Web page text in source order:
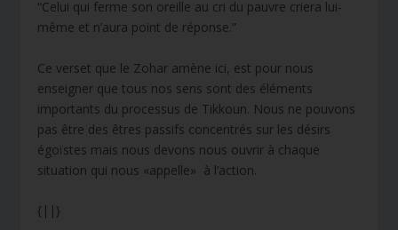
“Celui qui ferme son oreille au cri du pauvre criera lui-
même et n’aura point de réponse.”
Ce verset que le Zohar amène ici, est pour nous
enseigner que tous nos sens sont des éléments
importants du processus de Tikkoun. Nous ne pouvons
pas être des êtres passifs concentrés sur les désirs
égoïstes mais nous devons nous ouvrir à chaque
situation qui nous «appelle» à l’action.
{||}